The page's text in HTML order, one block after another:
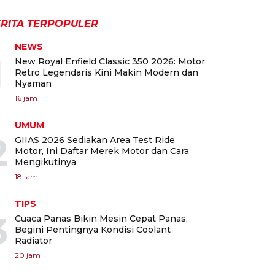
TERPOPULER
NEWS
New Royal Enfield Classic 350 2026: Motor
Retro Legendaris Kini Makin Modern dan
Nyaman
16 jam
UMUM
GIIAS 2026 Sediakan Area Test Ride
Motor, Ini Daftar Merek Motor dan Cara
Mengikutinya
18 jam
TIPS
Cuaca Panas Bikin Mesin Cepat Panas,
Begini Pentingnya Kondisi Coolant
Radiator
20 jam